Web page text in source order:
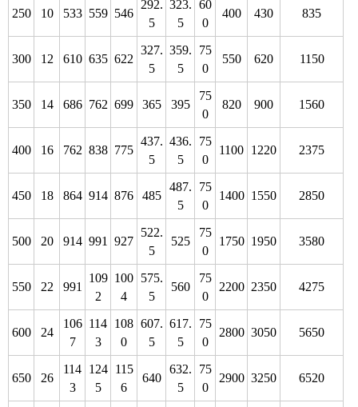
250 10 533 559 546
292.
5
323.
5
60
0
400 430 835
300 12 610 635 622
327.
5
359.
5
75
0
550 620 1150
350 14 686 762 699 365 395
75
0
820 900 1560
400 16 762 838 775
437.
5
436.
5
75
0
1100 1220 2375
450 18 864 914 876 485
487.
5
75
0
1400 1550 2850
500 20 914 991 927
522.
5
525
75
0
1750 1950 3580
550 22 991
109
2
100
4
575.
5
560
75
0
2200 2350 4275
600 24
106
7
114
3
108
0
607.
5
617.
5
75
0
2800 3050 5650
650 26
114
3
124
5
115
6
640
632.
5
75
0
2900 3250 6520